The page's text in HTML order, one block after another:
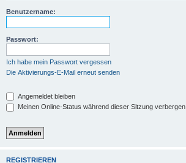
Benutzername:
Passwort:
Ich habe mein Passwort vergessen
Die Aktivierungs-E-Mail erneut senden
Angemeldet bleiben
Meinen Online-Status während dieser Sitzung verbergen
REGISTRIEREN